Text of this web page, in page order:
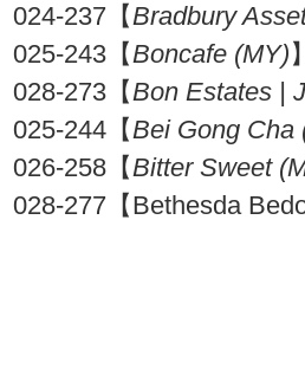
024-237【Bradbury
025-243【Boncafe (MY)
028-273【Bon Estates |
025-244【Bei Gong Cha
026-258【Bitter Sweet
028-277【Bethesda